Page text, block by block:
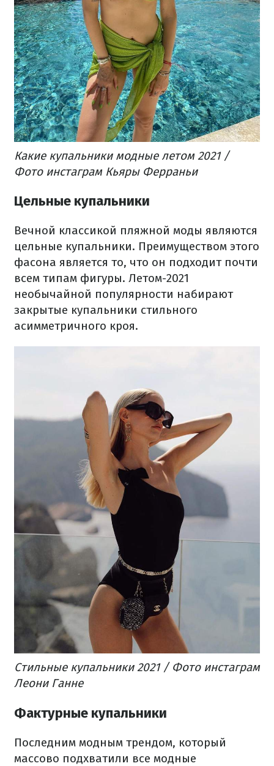
Какие купальники модные летом 2021 /
Фото инстаграм Кьяры Ферраньи
Цельные купальники
Вечной классикой пляжной моды являются
цельные купальники. Преимуществом этого
фасона является то, что он подходит почти
всем типам фигуры. Летом-2021
необычайной популярности набирают
закрытые купальники стильного
асимметричного кроя.
Стильные купальники 2021 / Фото инстаграм
Леони Ганне
Фактурные купальники
Последним модным трендом, который
массово подхватили все модные